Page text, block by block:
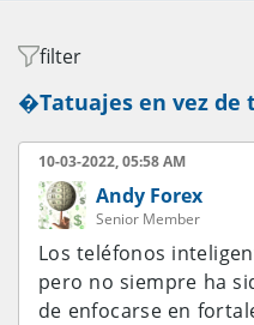
filter
�Tatuajes en vez de
10-03-2022, 05:58 AM
Andy Forex
Senior Member
Los teléfonos
pero no siempre ha
de enfocarse en